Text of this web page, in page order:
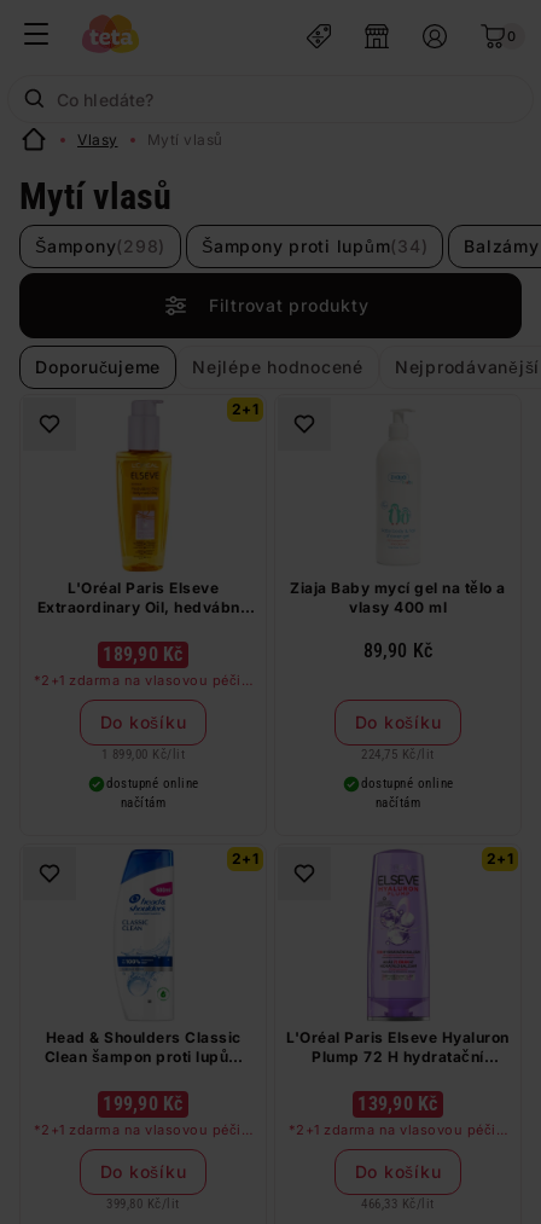
0
Vlasy Mytí vlasů
Mytí vlasů
Šampony(298) Šampony proti lupům(34) Balzámy
Filtrovat produkty
Doporučujeme Nejlépe hodnocené Nejprodávanější
2+1
L'Oréal Paris Elseve
Extraordinary Oil, hedvábný
ml
189,90 Kč
*2+1 zdarma na vlasovou péči v
libovolné kombinaci, nejlevnější
produkt zdarma. Neplatí na
barvy na vlasy a cestovní balení.
Do košíku
1 899,00 Kč/ lit
dostupné online
načítám
Ziaja Baby mycí gel na tělo a
vlasy 400 ml
89,90 Kč
Do košíku
224,75 Kč / lit
dostupné online
načítám
2+1
Head & Shoulders Classic
Clean šampon proti lupům
199,90 Kč
*2+1 zdarma na vlasovou péči v
libovolné kombinaci, nejlevnější
produkt zdarma. Neplatí na
barvy na vlasy a cestovní balení.
Do košíku
399,80 Kč / lit
2+1
L'Oréal Paris Elseve Hyaluron
Plump 72 H hydratační
hyaluronovou 300 ml
139,90 Kč
*2+1 zdarma na vlasovou péči v
libovolné kombinaci, nejlevnější
produkt zdarma. Neplatí na
barvy na vlasy a cestovní balení.
Do košíku
466,33 Kč / lit